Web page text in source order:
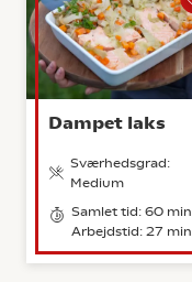
Dampet laks
Sværhedsgrad:
Medium
Samlet tid: 60 min.
Arbejdstid: 27 min.